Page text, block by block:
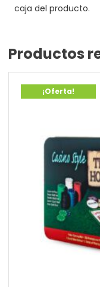
caja del producto.
Productos
¡Oferta!